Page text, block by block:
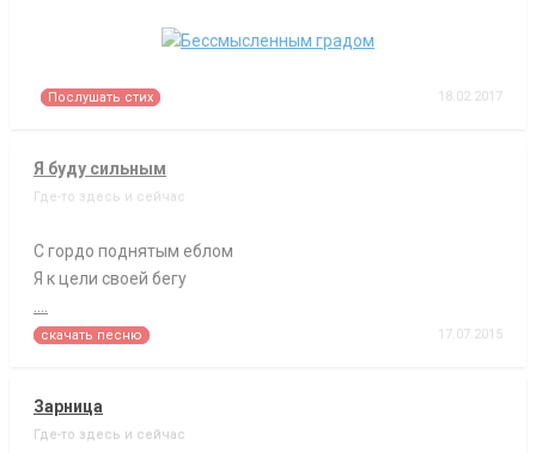
Послушать стих 18.02.2017
Я буду сильным
Где-то здесь и сейчас
С гордо поднятым еблом
Я к цели своей бегу
скачать песню 17.07.2015
Зарница
Где-то здесь и сейчас